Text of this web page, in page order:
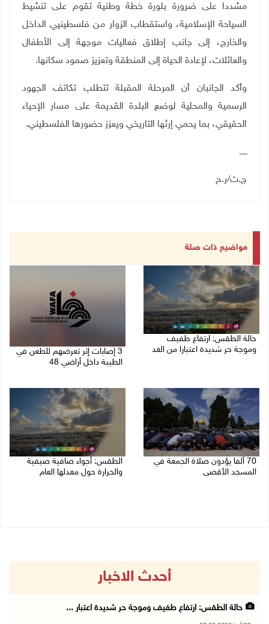
مشددا على ضرورة بلورة خطة وطنية تقوم على تنشيط
السياحة الإسلامية، واستقطاب الزوار من فلسطينيي الداخل
والخارج، إلى جانب إطلاق فعاليات موجهة إلى الأطفال
والعائلات، لإعادة الحياة إلى المنطقة وتعزيز صمود سكانها.
وأكد الجانبان أن المرحلة المقبلة تتطلب تكاتف الجهود
الرسمية والمحلية لوضع البلدة القديمة على مسار الإحياء
الحقيقي، بما يحمي إرثها التاريخي ويعزز حضورها الفلسطيني.
ــــــ
ج.ت/ر.ح
مواضيع ذات صلة
حالة الطقس: ارتفاع طفيف
وموجة حر شديدة اعتبارا من الغد
3 إصابات إثر تعرضهم للطعن في
الطيبة داخل أراضي 48
70 ألفا يؤدون صلاة الجمعة في
المسجد الأقصى
الطقس: أجواء صافية صيفية
والحرارة حول معدلها العام
أحدث الاخبار
حالة الطقس: ارتفاع طفيف وموجة حر شديدة اعتبار ...